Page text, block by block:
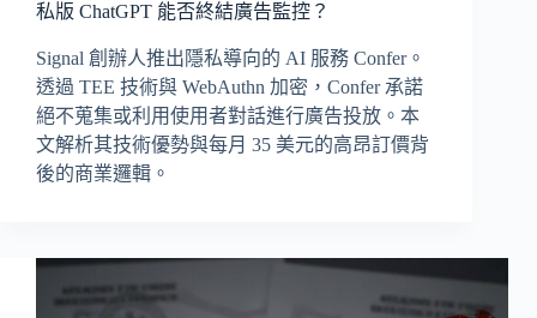
私版 ChatGPT 能否終結廣告監控？
Signal 創辦人推出隱私導向的 AI 服務 Confer。
透過 TEE 技術與 WebAuthn 加密，Confer 承諾
絕不蒐集或利用使用者對話進行廣告投放。本
文解析其技術優勢與每月 35 美元的高昂訂價背
後的商業邏輯。